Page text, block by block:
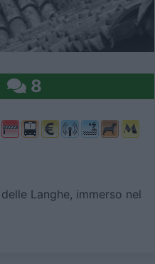
8
Langhe, immerso nel